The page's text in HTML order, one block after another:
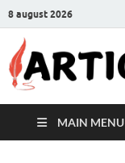
8 august 2026
MAIN MENU